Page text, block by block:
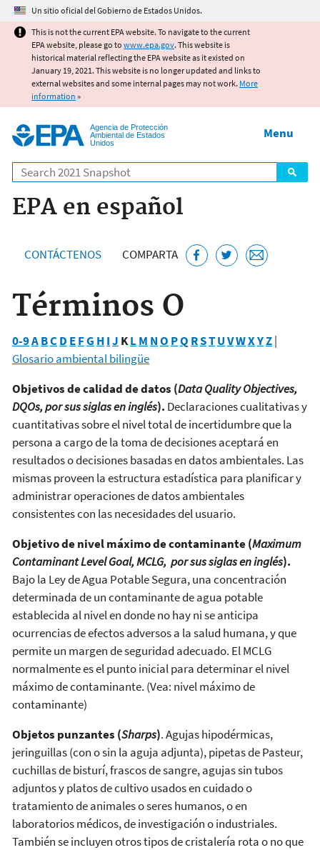
Jump to main content
Un sitio oficial del Gobierno de Estados Unidos.
This is not the current EPA website. To navigate to the current
EPA website, please go to www.epa.gov. This website is
historical material reflecting the EPA website as it existed on
January 19, 2021. This website is no longer updated and links to
external websites and some internal pages may not work. More
information »
Agencia de Protección
Ambiental de Estados
Unidos
Search
Menu
EPA en español
CONTÁCTENOS COMPARTA
Términos O
0-9ABCD EFG HIJ KLM NO PQ RSTUVWXYZ|
Glosario ambiental bilingüe
Objetivos de calidad de datos (Data Quality Objectives,
DQOs, por sus siglas en inglés). Declaraciones cualitativas y
cuantitativas sobre el nivel total de incertidumbre que la
persona a cargo de la toma de decisiones aceptará en
resultados o decisiones basadas en datos ambientales. Las
mismas proveen la estructura estadística para planificar y
administrar operaciones de datos ambientales
consistentes con las necesidades del usuario.
Objetivo de nivel máximo de contaminante (Maximum
Contaminant Level Goal, MCLG, por sus siglas en inglés).
Bajo la Ley de Agua Potable Segura, una concentración
determinada de un contaminante de agua potable
establecida al nivel en donde no hay ni se anticipa
ocurrencias de efectos adversos a la salud humana, y que
permite un margen de seguridad adecuado. El MCLG
normalmente es el punto inicial para determinar el nivel
máximo de contaminante. (Vea: nivel máximo de
contaminante)
Objetos punzantes (Sharps). Agujas hipodérmicas,
jeringuillas (con o sin la aguja adjunta), pipetas de Pasteur,
cuchillas de bisturí, frascos de sangre, agujas sin tubos
adjuntos y platos de cultivo usados en cuidado o
tratamiento de animales o seres humanos, o en
laboratorios médicos, de investigación o industriales.
También se incluyen otros tipos de cristalería rota o no que